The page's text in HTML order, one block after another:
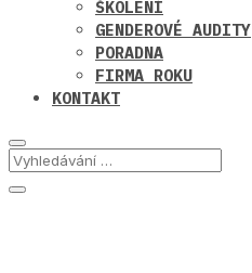
ŠKOLENÍ
GENDEROVÉ AUDITY
PORADNA
FIRMA ROKU
KONTAKT